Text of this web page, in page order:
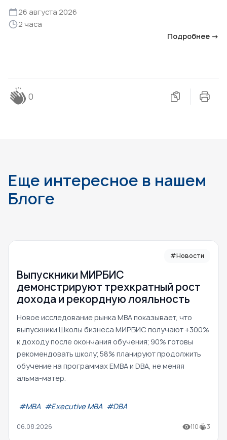
26 августа 2026
2 часа
Подробнее →
0
Еще интересное в нашем
Блоге
#Новости
Выпускники МИРБИС
демонстрируют трехкратный рост
дохода и рекордную лояльность
Новое исследование рынка MBA показывает, что
выпускники Школы бизнеса МИРБИС получают +300%
к доходу после окончания обучения; 90% готовы
рекомендовать школу; 58% планируют продолжить
обучение на программах EMBA и DBA, не меняя
альма-матер.
#МВА #Executive MBA #DBA
06.08.2026 110 3